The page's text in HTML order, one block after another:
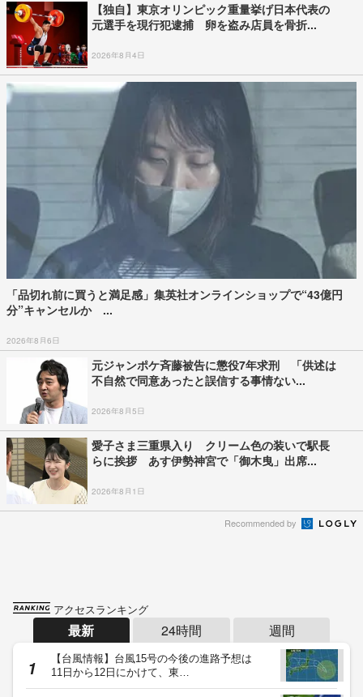
【独自】東京オリンピック重量挙げ日本代表の
元選手を現行犯逮捕 卵を盗み店員を骨折...
2026年8月4日
「品切れ前に買うと満足感」集英社オンラインショップで“43億円
分”キャンセルか ...
2026年8月6日
元ジャンポケ斉藤被告に懲役7年求刑 「供述は
不自然で同意あったと誤信する事情ない...
2026年8月5日
愛子さま三重県入り クリーム色の装いで駅長
らに挨拶 あす伊勢神宮で「御木曳」出席...
2026年8月1日
Recommended by
アクセスランキング
最新 24時間 週間
【台風情報】台風15号の今後の進路予想は
11日から12日にかけて、東…